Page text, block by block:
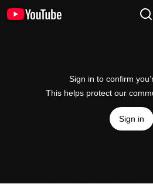
Sign in to confirm
This helps protect our
Sign in